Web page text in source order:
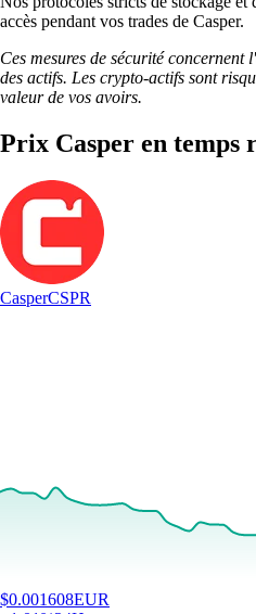
accès pendant vos trades de Casper.
Ces mesures de sécurité concernent
des actifs. Les crypto-actifs sont
valeur de vos avoirs.
Prix Casper en temps
CasperCSPR
$0.001608EUR